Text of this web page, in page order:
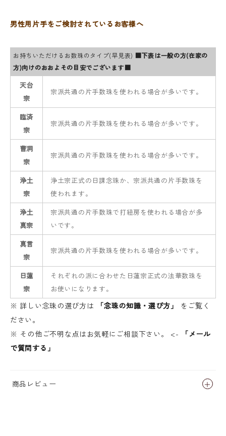
男性用片手をご検討されているお客様へ
お持ちいただけるお数珠のタイプ(早見表) ■下表は一般の方(在家の
方)向けのおおよその目安でございます■
天台
宗
宗派共通の片手数珠を使われる場合が多いです。
臨済
宗
宗派共通の片手数珠を使われる場合が多いです。
曹洞
宗
宗派共通の片手数珠を使われる場合が多いです。
浄土
宗
浄土宗正式の日課念珠か、宗派共通の片手数珠を
使われます。
浄土
真宗
宗派共通の片手数珠で打紐房を使われる場合が多
いです。
真言
宗
宗派共通の片手数珠を使われる場合が多いです。
日蓮
宗
それぞれの派に合わせた日蓮宗正式の法華数珠を
お使いになります。
※ 詳しい念珠の選び方は 「念珠の知識・選び方」
をご覧く
ださい。
※ その他ご不明な点はお気軽にご相談下さい。 <-
「メール
で質問する」
商品レビュー